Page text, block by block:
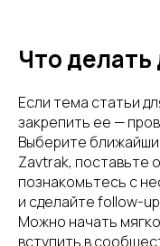
Что
Если тема статьи
закрепить ее —
Выберите
Zavtrak, поставьте
познакомьтесь с
и сделайте follow-
Можно начать
вступить в